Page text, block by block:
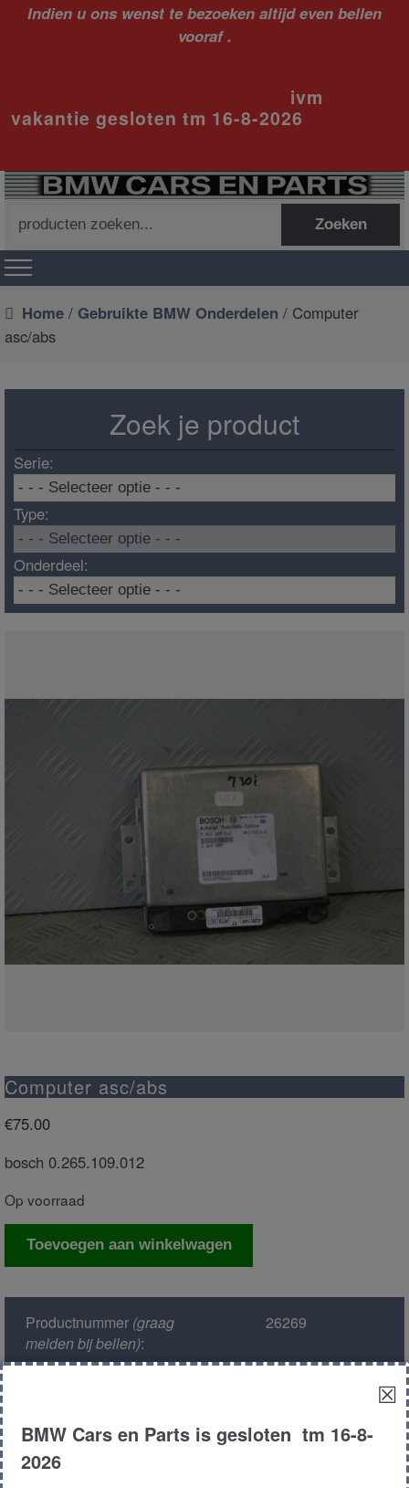
Indien u ons wenst te bezoeken altijd even bellen
vooraf .
ivm
vakantie gesloten tm 16-8-2026
naar:
Zoeken
Home / Gebruikte BMW Onderdelen / Computer
asc/abs
Zoek je product
Serie:
Type:
Onderdeel:
Computer asc/abs
€75.00
bosch 0.265.109.012
Op voorraad
Computer
Toevoegen aan winkelwagen
Productnummer(graag
melden bij bellen):
26269
Kleur :
360 - Sorrentblau
☒
BMW Cars en Parts is gesloten tm 16-8-
2026